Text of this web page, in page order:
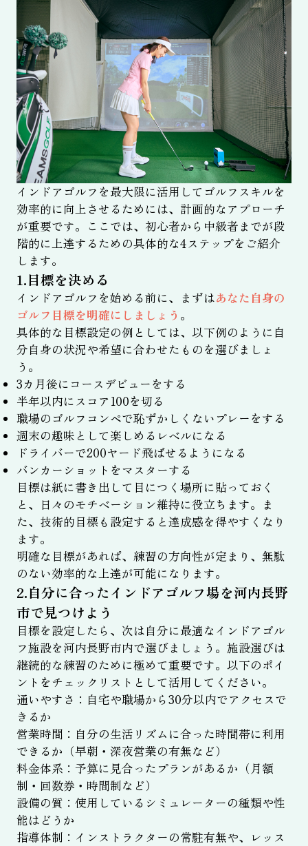
インドアゴルフを最大限に活用してゴルフスキルを
効率的に向上させるためには、計画的なアプローチ
が重要です。ここでは、初心者から中級者までが段
階的に上達するための具体的な4ステップをご紹介
します。
1.目標を決める
インドアゴルフを始める前に、まずはあなた自身の
ゴルフ目標を明確にしましょう 。
具体的な目標設定の例としては、以下例のように自
分自身の状況や希望に合わせたものを選びましょ
う。
3カ月後にコースデビューをする
半年以内にスコア100を切る
職場のゴルフコンペで恥ずかしくないプレーをする
週末の趣味として楽しめるレベルになる
ドライバーで200ヤード飛ばせるようになる
バンカーショットをマスターする
目標は紙に書き出して目につく場所に貼っておく
と、日々のモチベーション維持に役立ちます。ま
た、技術的目標も設定すると達成感を得やすくなり
ます。
明確な目標があれば、練習の方向性が定まり、無駄
のない効率的な上達が可能になります。
2.自分に合ったインドアゴルフ場を河内長野
市で見つけよう
目標を設定したら、次は自分に最適なインドアゴル
フ施設を河内長野市内で選びましょう。施設選びは
継続的な練習のために極めて重要です。以下のポイ
ントをチェックリストとして活用してください。
通いやすさ：自宅や職場から30分以内でアクセスで
きるか
営業時間：自分の生活リズムに合った時間帯に利用
できるか（早朝・深夜営業の有無など）
料金体系：予算に見合ったプランがあるか（月額
制・回数券・時間制など）
設備の質：使用しているシミュレーターの種類や性
能はどうか
指導体制：インストラクターの常駐有無や、レッス